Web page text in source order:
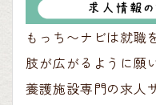
もっち〜ナビは就職
肢が広がるように願
養護施設専門の求人